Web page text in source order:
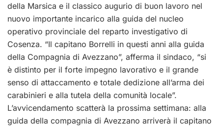
della Marsica e il classico augurio di buon lavoro nel
nuovo importante incarico alla guida del nucleo
operativo provinciale del reparto investigativo di
Cosenza. “Il capitano Borrelli in questi anni alla guida
della Compagnia di Avezzano”, afferma il sindaco, “si
è distinto per il forte impegno lavorativo e il grande
senso di attaccamento e totale dedizione all’arma dei
carabinieri e alla tutela della comunità locale”.
L’avvicendamento scatterà la prossima settimana: alla
guida della compagnia di Avezzano arriverà il capitano